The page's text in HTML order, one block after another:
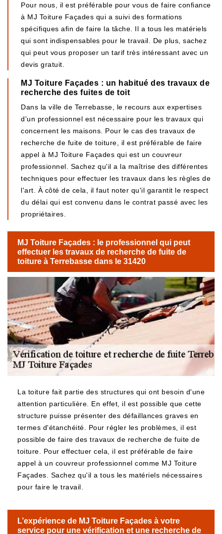
Pour nous, il est préférable pour vous de faire confiance
à MJ Toiture Façades qui a suivi des formations
spécifiques afin de faire la tâche. Il a tous les matériels
qui sont indispensables pour le travail. De plus, sachez
qui peut vous proposer un tarif très intéressant avec un
devis gratuit.
MJ Toiture Façades : un habitué des travaux de
recherche des fuites de toit
Dans la ville de Terrebasse, le recours aux expertises
d'un professionnel est nécessaire pour les travaux qui
concernent les maisons. Pour le cas des travaux de
recherche de fuite de toiture, il est préférable de faire
appel à MJ Toiture Façades qui est un couvreur
professionnel. Sachez qu'il a la maîtrise des différentes
techniques pour effectuer les travaux dans les règles de
l'art. À côté de cela, il faut noter qu'il garantit le respect
du délai qui est convenu dans le contrat passé avec les
propriétaires.
MJ Toiture Façades : le professionnel qui peut
effectuer les travaux de recherche de fuite de
toiture à Terrebasse dans le 31420
La toiture fait partie des structures qui ont besoin d'une
attention particulière. En effet, il est possible que cette
structure puisse présenter des défaillances graves en
termes d'étanchéité. Pour régler les problèmes, il est
possible de faire des travaux de recherche de fuite de
toiture. Pour effectuer cela, il est préférable de faire
appel à un couvreur professionnel comme MJ Toiture
Façades. Sachez qu'il a tous les matériels nécessaires
pour faire le travail.
L’expérience de MJ Toiture Façades à votre
service pour une vérification et une recherche de